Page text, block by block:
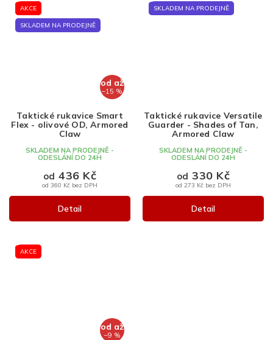
AKCE
SKLADEM NA PRODEJNĚ
od až
–15 %
Taktické rukavice Smart
Flex - olivové OD, Armored
Claw
SKLADEM NA PRODEJNĚ -
ODESLÁNÍ DO 24H
od 360 Kč bez DPH
od 436 Kč
Detail
SKLADEM NA PRODEJNĚ
Taktické rukavice Versatile
Guarder - Shades of Tan,
Armored Claw
SKLADEM NA PRODEJNĚ -
ODESLÁNÍ DO 24H
od 273 Kč bez DPH
od 330 Kč
Detail
AKCE
od až
–9 %